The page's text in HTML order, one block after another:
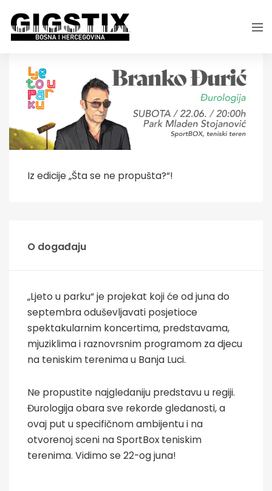
Iz edicije „Šta se ne propušta?“!
O događaju
„Ljeto u parku“ je projekat koji će od juna do
septembra oduševljavati posjetioce
spektakularnim koncertima, predstavama,
mjuziklima i raznovrsnim programom za djecu
na teniskim terenima u Banja Luci.
Ne propustite najgledaniju predstavu u regiji.
Đurologija obara sve rekorde gledanosti, a
ovaj put u specifičnom ambijentu i na
otvorenoj sceni na SportBox teniskim
terenima. Vidimo se 22-og juna!